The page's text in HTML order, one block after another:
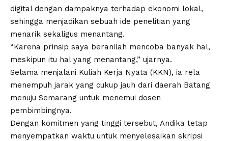
digital dengan dampaknya terhadap ekonomi lokal,
sehingga menjadikan sebuah ide penelitian yang
menarik sekaligus menantang.
“Karena prinsip saya beranilah mencoba banyak hal,
meskipun itu hal yang menantang,” ujarnya.
Selama menjalani Kuliah Kerja Nyata (KKN), ia rela
menempuh jarak yang cukup jauh dari daerah Batang
menuju Semarang untuk menemui dosen
pembimbingnya.
Dengan komitmen yang tinggi tersebut, Andika tetap
menyempatkan waktu untuk menyelesaikan skripsi